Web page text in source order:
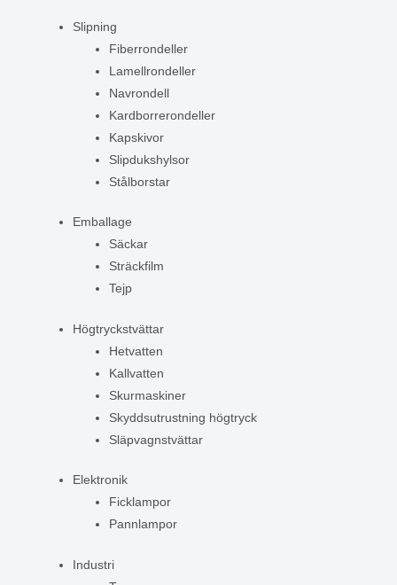
Slipning
Fiberrondeller
Lamellrondeller
Navrondell
Kardborrerondeller
Kapskivor
Slipdukshylsor
Stålborstar
Emballage
Säckar
Sträckfilm
Tejp
Högtryckstvättar
Hetvatten
Kallvatten
Skurmaskiner
Skyddsutrustning högtryck
Släpvagnstvättar
Elektronik
Ficklampor
Pannlampor
Industri